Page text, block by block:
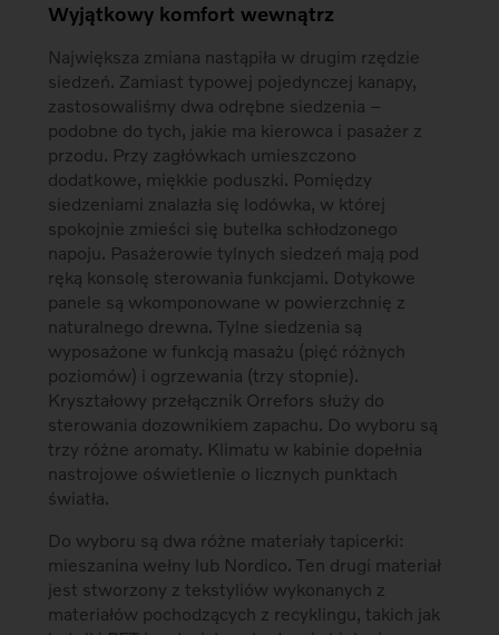
Wyjątkowy komfort wewnątrz
Największa zmiana nastąpiła w drugim rzędzie
siedzeń. Zamiast typowej pojedynczej kanapy,
zastosowaliśmy dwa odrębne siedzenia –
podobne do tych, jakie ma kierowca i pasażer z
przodu. Przy zagłówkach umieszczono
dodatkowe, miękkie poduszki. Pomiędzy
siedzeniami znalazła się lodówka, w której
spokojnie zmieści się butelka schłodzonego
napoju. Pasażerowie tylnych siedzeń mają pod
ręką konsolę sterowania funkcjami. Dotykowe
panele są wkomponowane w powierzchnię z
naturalnego drewna. Tylne siedzenia są
wyposażone w funkcją masażu (pięć różnych
poziomów) i ogrzewania (trzy stopnie).
Kryształowy przełącznik Orrefors służy do
sterowania dozownikiem zapachu. Do wyboru są
trzy różne aromaty. Klimatu w kabinie dopełnia
nastrojowe oświetlenie o licznych punktach
światła.
Do wyboru są dwa różne materiały tapicerki:
mieszanina wełny lub Nordico. Ten drugi materiał
jest stworzony z tekstyliów wykonanych z
materiałów pochodzących z recyklingu, takich jak